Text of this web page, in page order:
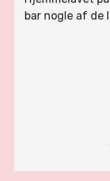
bar nogle af de